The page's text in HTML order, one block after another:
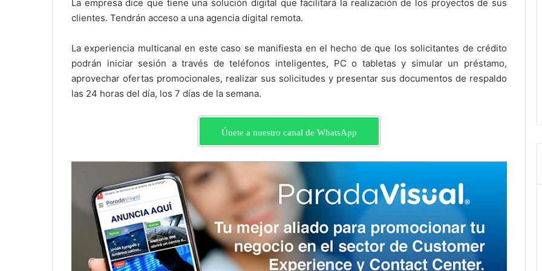
La empresa dice que tiene una solución digital que facilitará la realización de los proyectos de sus
clientes. Tendrán acceso a una agencia digital remota.
La experiencia multicanal en este caso se manifiesta en el hecho de que los solicitantes de crédito
podrán iniciar sesión a través de teléfonos inteligentes, PC o tabletas y simular un préstamo,
aprovechar ofertas promocionales, realizar sus solicitudes y presentar sus documentos de respaldo
las 24 horas del día, los 7 días de la semana.
Únete a nuestro canal de WhatsApp